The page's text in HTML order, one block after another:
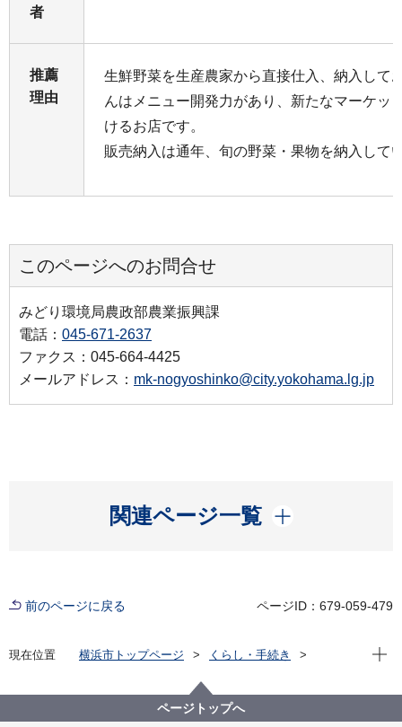
者
推薦
理由
生鮮野菜を生産農家から直接仕入、納入して
んはメニュー開発力があり、新たなマーケッ
けるお店です。
販売納入は通年、旬の野菜・果物を納入して
このページへのお問合せ
みどり環境局農政部農業振興課
電話： 045-671-2637
ファクス：045-664-4425
メールアドレス： mk-nogyoshinko@city.yokohama.lg.jp
関連ページ一覧
開く
前のページに戻る ページID：679-059-479
現在位置 横浜市トップページ
くらし・手続き
地産地消の取組「買う・味わう」
よこはまの農畜産物を味わう(よこはま地産地消サポー
ト店等)
現在
ページトップへ